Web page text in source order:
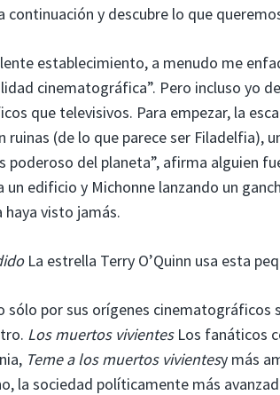
continuación y descubre lo que
establecimiento, a menudo me
cinematográfica”. Pero incluso yo
que televisivos. Para empezar, la
(de lo que parece ser Filadelfia),
poderoso del planeta”, afirma alguien
edificio y Michonne lanzando un
visto jamás.
La estrella Terry O’Quinn usa esta
sólo por sus orígenes cinematográficos
Los muertos vivientesLos fanáticos
Teme a los muertos vivientesy más
la sociedad políticamente más